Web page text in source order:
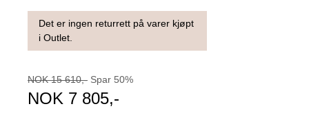
Det er ingen returrett på varer kjøpt
i Outlet.
NOK 15 610,- Spar 50%
NOK 7 805,-